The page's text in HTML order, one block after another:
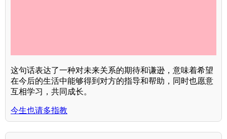
这句话表达了一种对未来关系的期待和谦逊，意味着希望
在今后的生活中能够得到对方的指导和帮助，同时也愿意
互相学习，共同成长。
今生也请多指教